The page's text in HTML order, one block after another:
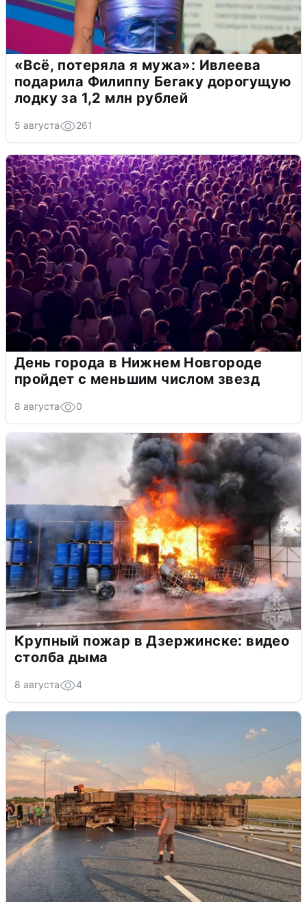
«Всё, потеряла я мужа»: Ивлеева
подарила Филиппу Бегаку дорогущую
лодку за 1,2 млн рублей
5 августа 261
День города в Нижнем Новгороде
пройдет с меньшим числом звезд
8 августа 0
Крупный пожар в Дзержинске: видео
столба дыма
8 августа 4